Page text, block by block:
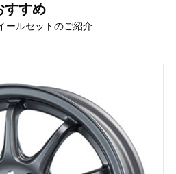
すすめ
ールセットのご紹介